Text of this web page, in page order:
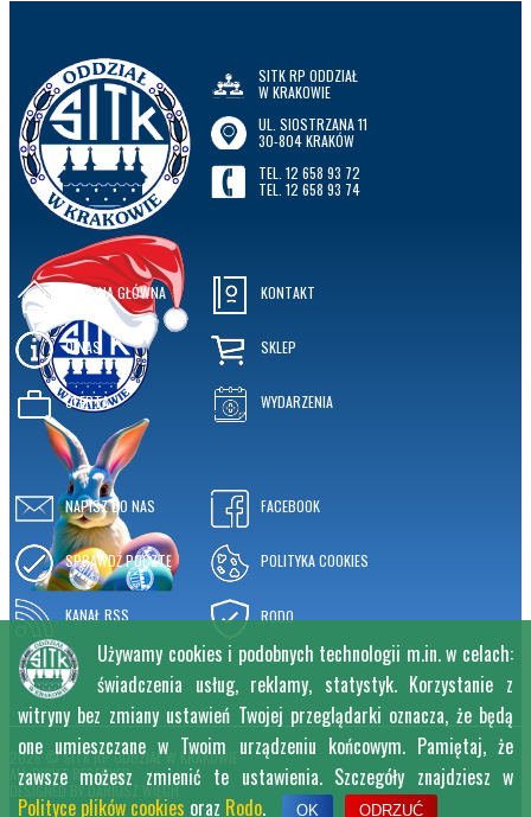
SITK RP ODDZIAŁ
W KRAKOWIE
UL. SIOSTRZANA 11
30-804 KRAKÓW
TEL. 12 658 93 72
TEL. 12 658 93 74
STRONA GŁÓWNA
O NAS
OFERTA
KONTAKT
SKLEP
WYDARZENIA
NAPISZ DO NAS
SPRAWDŹ POCZTĘ
KANAŁ RSS
FACEBOOK
POLITYKA COOKIES
RODO
2026 © SITK RP ODDZIAŁ W KRAKOWIE
ALL RIGHT RESERVED
DESIGNED BYDARIUSZ WIĘCH
Używamy cookies i podobnych technologii m.in. w celach:
świadczenia usług, reklamy, statystyk. Korzystanie z
witryny bez zmiany ustawień Twojej przeglądarki oznacza, że będą
one umieszczane w Twoim urządzeniu końcowym. Pamiętaj, że
zawsze możesz zmienić te ustawienia. Szczegóły znajdziesz w
Polityce plików cookies oraz Rodo. OK ODRZUĆ